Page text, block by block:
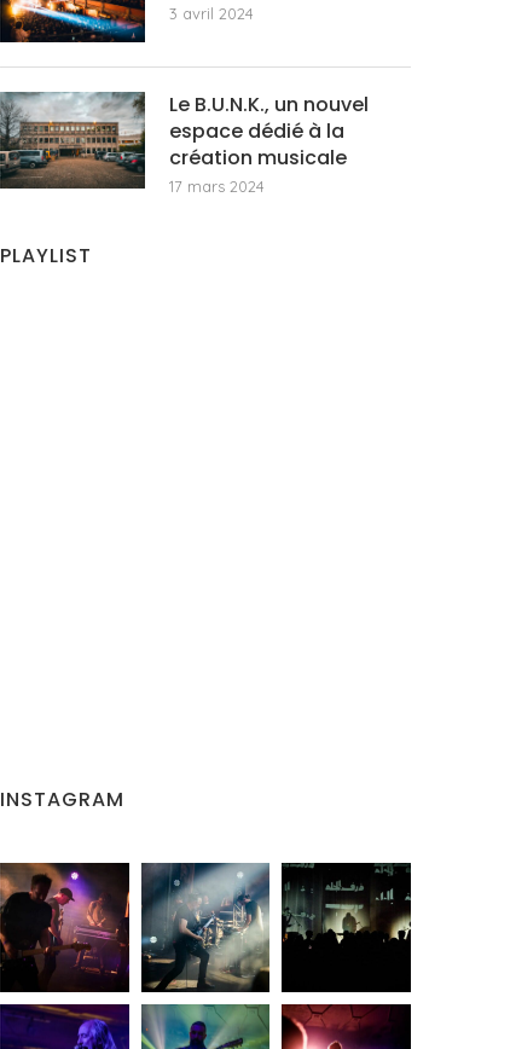
3 avril 2024
Le B.U.N.K., un nouvel
espace dédié à la
création musicale
17 mars 2024
PLAYLIST
INSTAGRAM